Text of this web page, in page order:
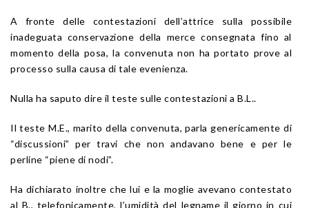
A fronte delle contestazioni dell’attrice sulla possibile
inadeguata conservazione della merce consegnata fino al
momento della posa, la convenuta non ha portato prove al
processo sulla causa di tale evenienza.
Nulla ha saputo dire il teste sulle contestazioni a B.L..
Il teste M.E., marito della convenuta, parla genericamente di
“discussioni” per travi che non andavano bene e per le
perline “piene di nodi”.
Ha dichiarato inoltre che lui e la moglie avevano contestato
al B., telefonicamente, l’umidità del legname il giorno in cui